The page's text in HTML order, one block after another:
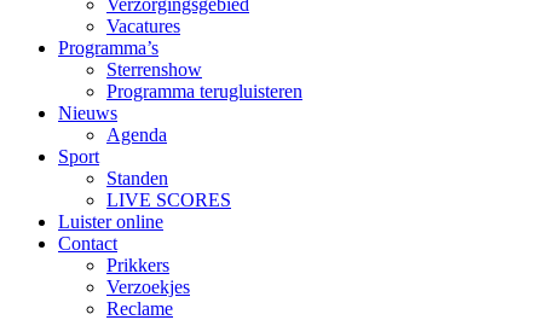
Verzorgingsgebied
Vacatures
Programma’s
Sterrenshow
Programma terugluisteren
Nieuws
Agenda
Sport
Standen
LIVE SCORES
Luister online
Contact
Prikkers
Verzoekjes
Reclame